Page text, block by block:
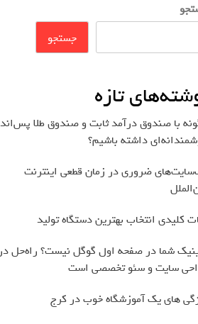
جستجو
تازه
با صندوق درآمد ثابت و صندوق طلا
داشته باشیم؟
ضروری در زمان قطعی اینترنت
کلیدی انتخاب بهترین دستگاه تولید
شما در صفحه اول گوگل نیست؟ راه‌حل در
سایت و سئو تخصصی است
های یک آموزشگاه خوب در کرج